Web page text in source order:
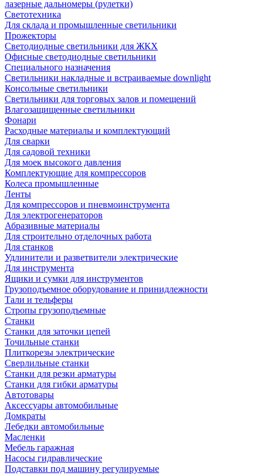
лазерные дальномеры (рулетки)
Светотехника
Для склада и промышленные светильники
Прожекторы
Светодиодные светильники для ЖКХ
Офисные светодиодные светильники
Специального назначения
Светильники накладные и встраиваемые downlight
Консольные светильники
Светильники для торговых залов и помещений
Влагозащищенные светильники
Фонари
Расходные материалы и комплектующий
Для сварки
Для садовой техники
Для моек высокого давления
Комплектующие для компрессоров
Колеса промышленные
Ленты
Для компрессоров и пневмоинструмента
Для электрогенераторов
Абразивные материалы
Для строительно отделочных работа
Для станков
Удлинители и разветвители электрические
Для инструмента
Ящики и сумки для инструментов
Грузоподъемное оборудование и принидлежности
Тали и тельферы
Стропы грузоподъемные
Станки
Станки для заточки цепей
Точильные станки
Плиткорезы электрические
Сверлильные станки
Станки для резки арматуры
Станки для гибки арматуры
Автотовары
Аксессуары автомобильные
Домкраты
Лебедки автомобильные
Масленки
Мебель гаражная
Насосы гидравлические
Подставки под машину регулируемые